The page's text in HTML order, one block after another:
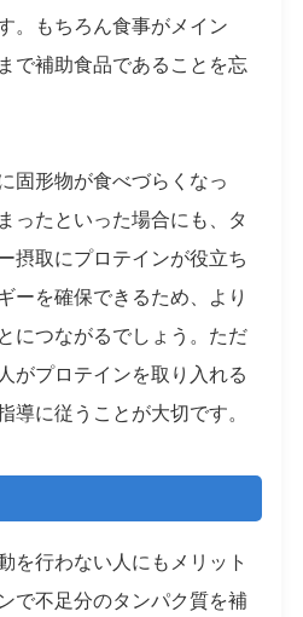
。もちろん食事がメイン
で補助食品であることを忘
固形物が食べづらくなっ
ったといった場合にも、タ
摂取にプロテインが役立ち
ーを確保できるため、より
につながるでしょう。ただ
がプロテインを取り入れる
導に従うことが大切です。
を行わない人にもメリット
で不足分のタンパク質を補